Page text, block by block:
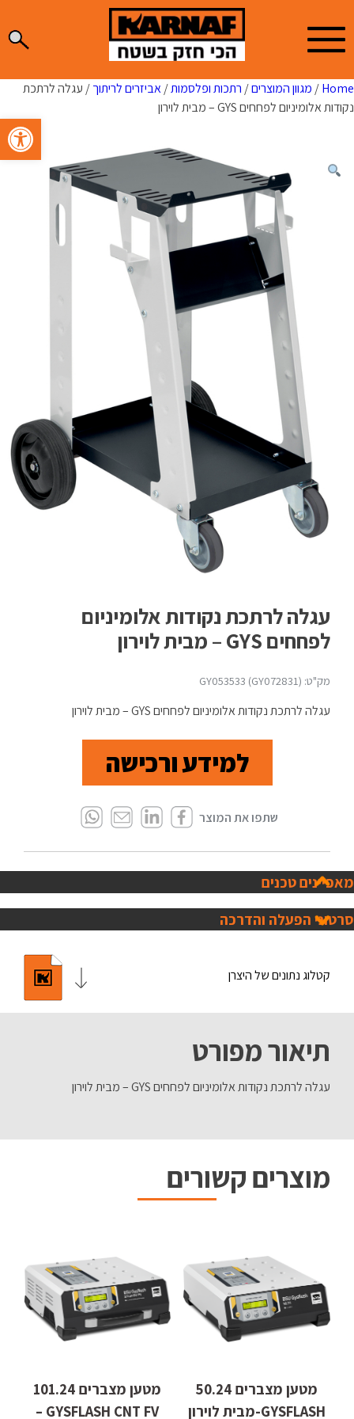
פתח
to
content
Home
/ מגוון המוצרים/ רתכות ופלסמות/אביזרים לריתוך/ עגלה לרתכת
נקודות אלומיניום לפחחים GYS – מבית לוירון
עגלה לרתכת נקודות אלומיניום
לפחחים GYS – מבית לוירון
מק"ט: GY053533 (GY072831)
עגלה לרתכת נקודות אלומיניום לפחחים GYS – מבית לוירון
למידע ורכישה
מאפיינים טכנים
סרטוני הפעלה והדרכה
קטלוג נתונים של היצרן
תיאור מפורט
עגלה לרתכת נקודות אלומיניום לפחחים GYS – מבית לוירון
מוצרים קשורים
מטען מצברים 50.24
GYSFLASH-מבית לוירון
מטען מצברים 101.24
GYSFLASH CNT FV –